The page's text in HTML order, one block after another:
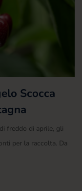
Scocca
freddo di aprile, gli
per la raccolta. Da